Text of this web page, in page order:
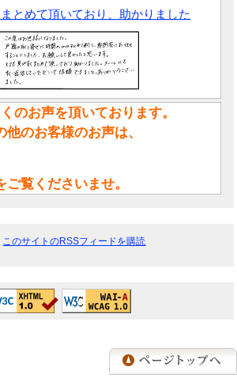
とめて頂いており、助かりました
のお声を頂いております。
他のお客様のお声は、
ご覧くださいませ。
このサイトのRSSフィードを購読